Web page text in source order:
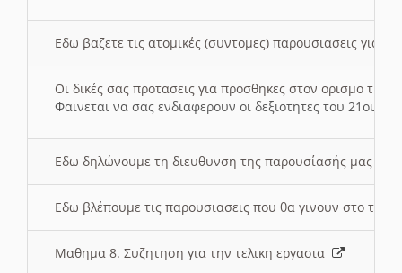
Εδω βαζετε τις ατομικές (συντομες) παρουσιασεις για
Οι δικές σας προτασεις για προσθηκες στον ορισμο
Φαινεται να σας ενδιαφερουν οι δεξιοτητες του 21ου
Εδω δηλώνουμε τη διευθυνση της παρουσίασής μας
Εδω βλέπουμε τις παρουσιασεις που θα γινουν στο
Μαθημα 8. Συζητηση για την τελικη εργασια